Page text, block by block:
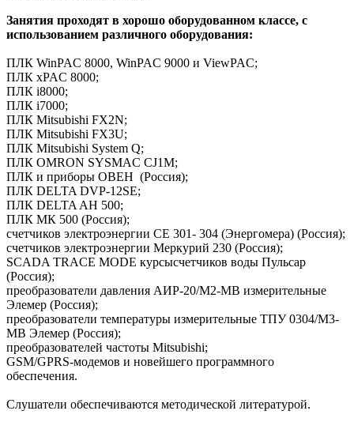
Занятия проходят в хорошо оборудованном классе, с
использованием различного оборудования:
ПЛК WinPAC 8000, WinPAC 9000 и ViewPAC;
ПЛК xPAC 8000;
ПЛК i8000;
ПЛК i7000;
ПЛК Mitsubishi FX2N;
ПЛК Mitsubishi FX3U;
ПЛК Mitsubishi System Q;
ПЛК OMRON SYSMAC CJ1M;
ПЛК и приборы ОВЕН (Россия);
ПЛК DELTA DVP-12SE;
ПЛК DELTA AH 500;
ПЛК МК 500 (Россия);
счетчиков электроэнергии CE 301- 304 (Энергомера) (Россия);
счетчиков электроэнергии Меркурий 230 (Россия);
SCADA TRACE MODE курсысчетчиков воды Пульсар
(Россия);
преобразователи давления АИР-20/М2-МВ измерительные
Элемер (Россия);
преобразователи температуры измерительные ТПУ 0304/М3-
МВ Элемер (Россия);
преобразователей частоты Mitsubishi;
GSM/GPRS-модемов и новейшего программного
обеспечения.
Слушатели обеспечиваются методической литературой.